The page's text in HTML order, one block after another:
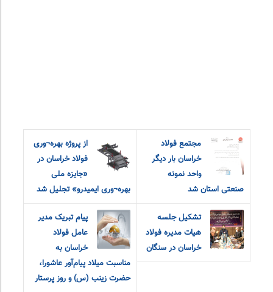
مجتمع فولاد
خراسان بار دیگر
واحد نمونه
صنعتی استان شد
از پروژه بهره¬وری
فولاد خراسان در
«جایزه ملی
بهره¬وری ایمیدرو» تجلیل شد
تشکیل جلسه
هیات مدیره فولاد
خراسان در سنگان
پیام تبریک مدیر
عامل فولاد
خراسان به
مناسبت میلاد پیام‌آور عاشورا،
حضرت زینب (س) و روز پرستار